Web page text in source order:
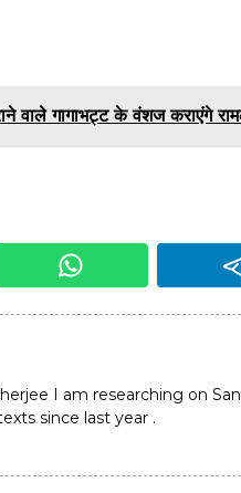
वाले गागाभट्ट के वंशज कराएंगे
I am researching on
since last year .